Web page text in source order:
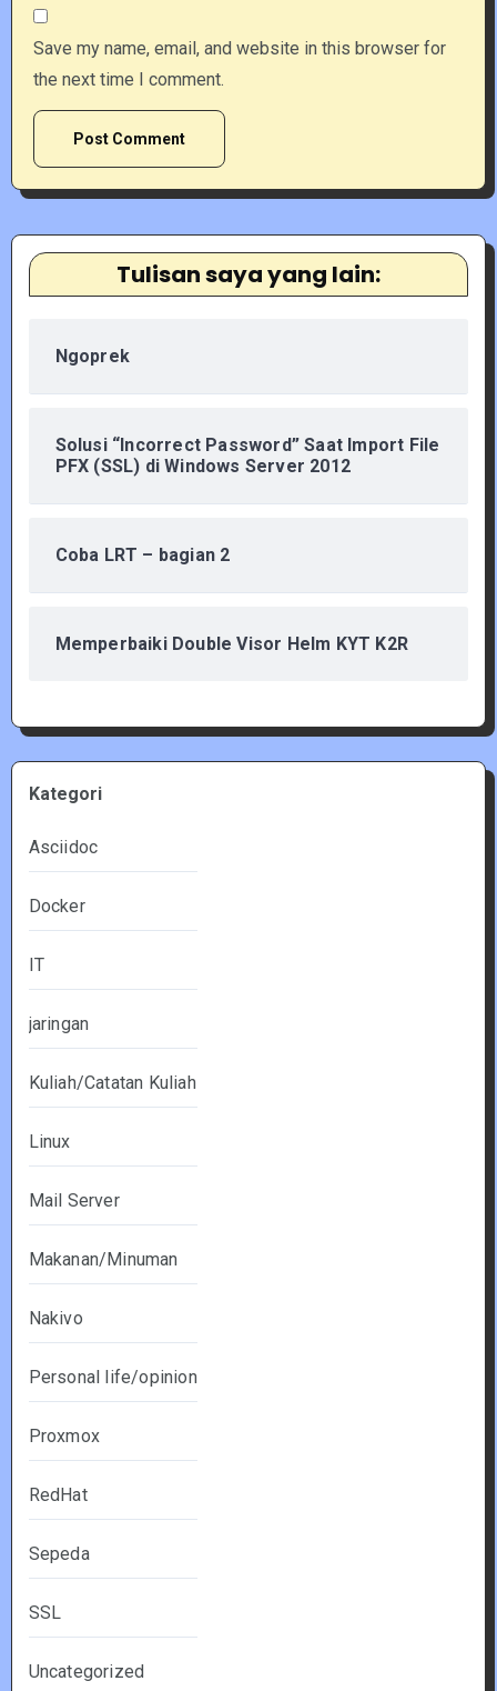
Save my name, email, and website in this browser for
the next time I comment.
Tulisan saya yang lain:
Ngoprek
Solusi “Incorrect Password” Saat Import File
PFX (SSL) di Windows Server 2012
Coba LRT – bagian 2
Memperbaiki Double Visor Helm KYT K2R
Kategori
Asciidoc
Docker
IT
jaringan
Kuliah/Catatan Kuliah
Linux
Mail Server
Makanan/Minuman
Nakivo
Personal life/opinion
Proxmox
RedHat
Sepeda
SSL
Uncategorized